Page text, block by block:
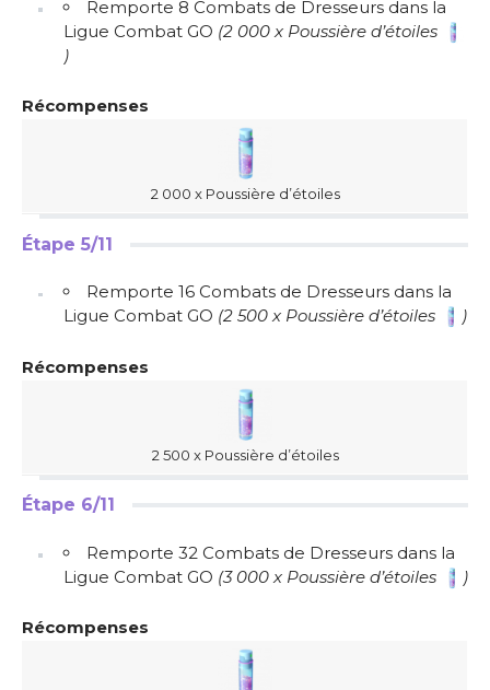
Remporte 8 Combats de Dresseurs dans la
Ligue Combat GO (2 000 x Poussière d’étoiles
)
Récompenses
2 000 x Poussière d’étoiles
Étape 5/11
Remporte 16 Combats de Dresseurs dans la
Ligue Combat GO (2 500 x Poussière d’étoiles )
Récompenses
2 500 x Poussière d’étoiles
Étape 6/11
Remporte 32 Combats de Dresseurs dans la
Ligue Combat GO (3 000 x Poussière d’étoiles )
Récompenses